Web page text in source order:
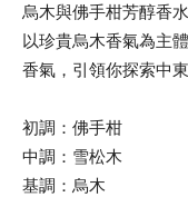
烏木與佛手柑芳醇香
以珍貴烏木香氣為主
香氣，引領你探索中
初調：佛手柑
中調：雪松木
基調：烏木